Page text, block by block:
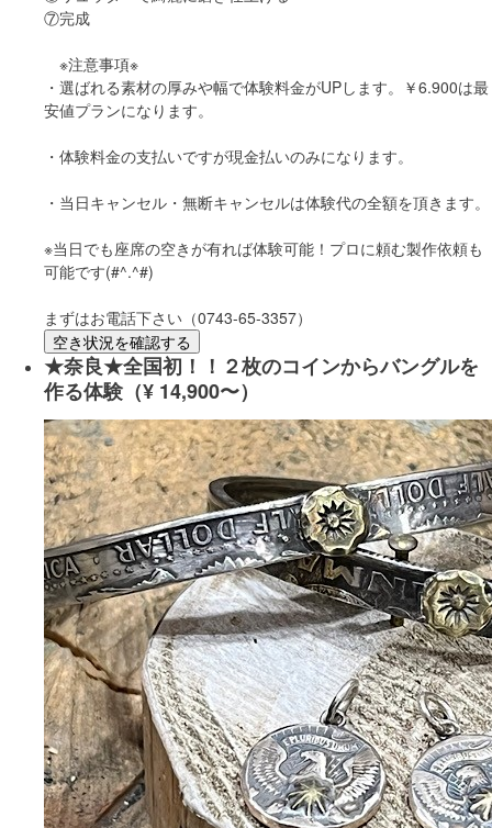
⑦完成
※注意事項※
・選ばれる素材の厚みや幅で体験料金がUPします。￥6.900は最
安値プランになります。
・体験料金の支払いですが現金払いのみになります。
・当日キャンセル・無断キャンセルは体験代の全額を頂きます。
※当日でも座席の空きが有れば体験可能！プロに頼む製作依頼も
可能です(#^.^#)
まずはお電話下さい（0743-65-3357）
空き状況を確認する
★奈良★全国初！！２枚のコインからバングルを
作る体験（¥ 14,900〜）